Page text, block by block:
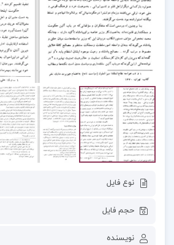
نوع فایل
حجم فایل
نویسنده